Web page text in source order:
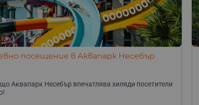
посещение в Аквапарк Несебър
Аквапарк Несебър впечатлява хиляди посетители